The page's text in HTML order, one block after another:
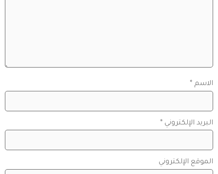
الاسم *
البريد الإلكتروني *
الموقع الإلكتروني